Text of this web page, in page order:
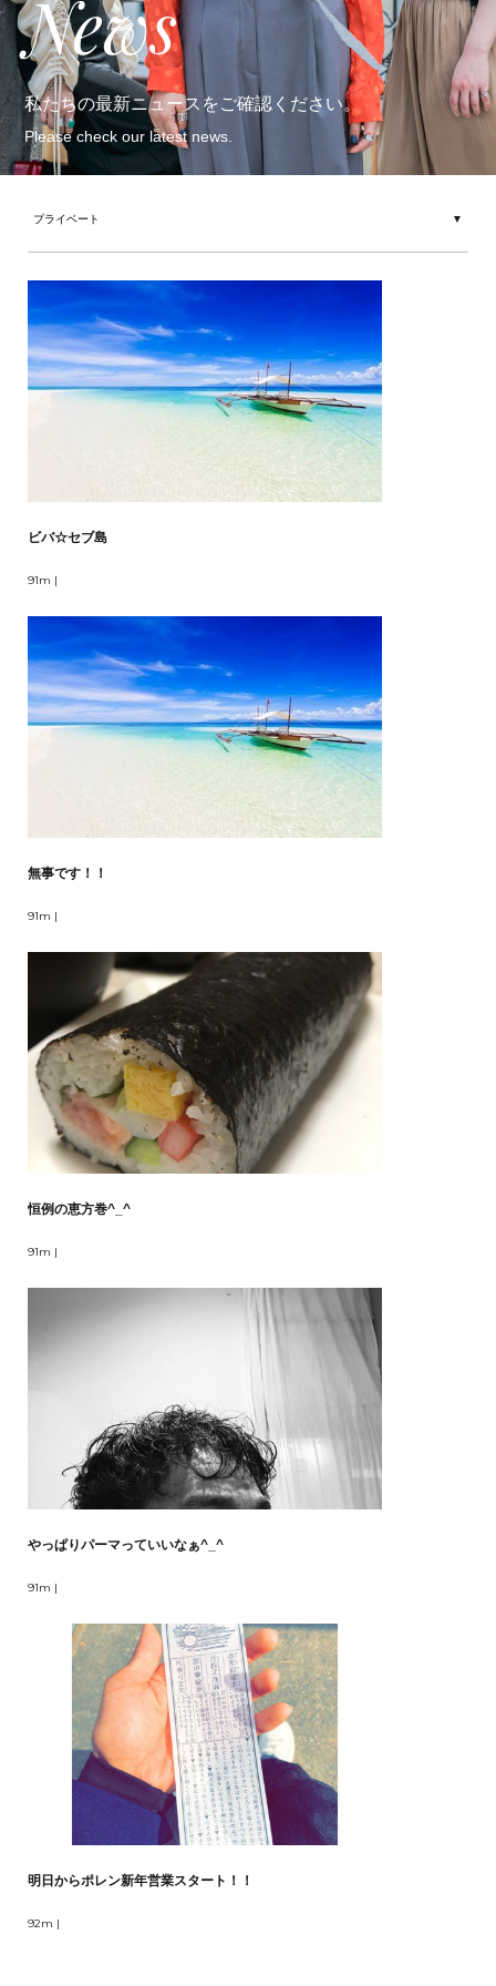
News
私たちの最新ニュースをご確認ください。
Please check our latest news.
ビバ☆セブ島
91m |
無事です！！
91m |
恒例の恵方巻^_^
91m |
やっぱりパーマっていいなぁ^_^
91m |
明日からポレン新年営業スタート！！
92m |